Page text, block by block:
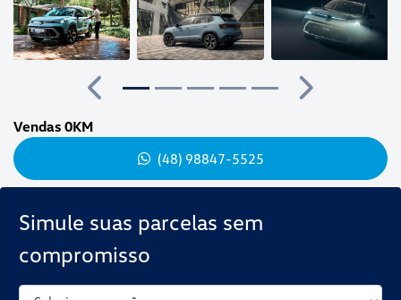
Simule suas parcelas sem
compromisso
Anterior
Próximo
Vendas 0KM
(48) 98847-5525